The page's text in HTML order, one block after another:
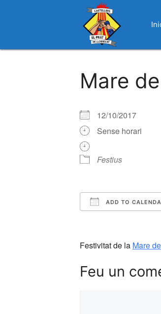
Mare
12/10/2017
Sense horari
Festius
ADD TO
Festivitat de la Mare
Feu un